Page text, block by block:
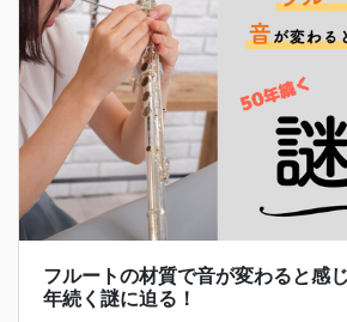
フルートの材質で音が変わると感
年続く謎に迫る！